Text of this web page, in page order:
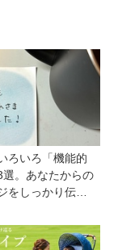
ろいろ「機能的
。あなたからの
をしっかり伝え
！